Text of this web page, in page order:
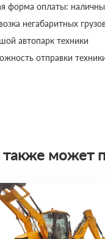
форма оплаты:
негабаритных
автопарк техники
отправки
может